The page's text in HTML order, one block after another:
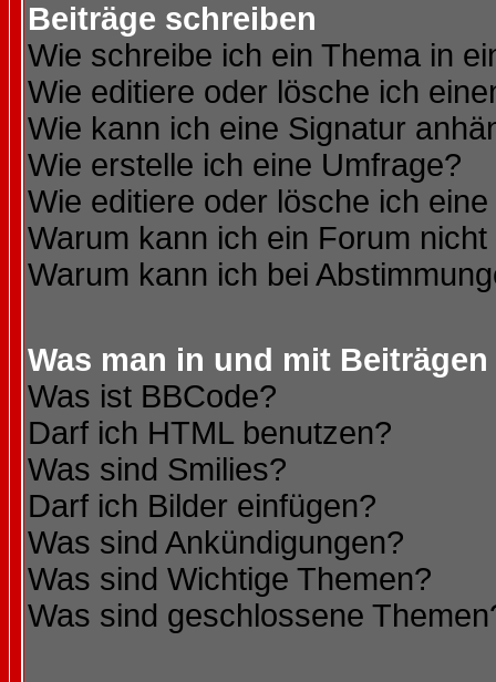
Beiträge schreiben
Wie schreibe ich ein Thema in
Wie editiere oder lösche ich
Wie kann ich eine Signatur
Wie erstelle ich eine Umfrage?
Wie editiere oder lösche ich
Warum kann ich ein Forum
Warum kann ich bei
Was man in und mit
Was ist BBCode?
Darf ich HTML benutzen?
Was sind Smilies?
Darf ich Bilder einfügen?
Was sind Ankündigungen?
Was sind Wichtige Themen?
Was sind geschlossene